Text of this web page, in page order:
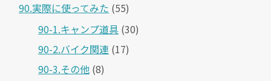
90.実際に使ってみた (55)
90-1.キャンプ道具 (30)
90-2.バイク関連 (17)
90-3.その他 (8)